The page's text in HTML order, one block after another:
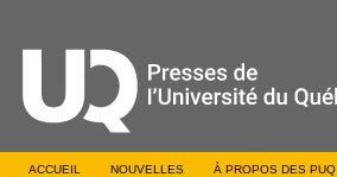
ACCUEIL NOUVELLES À PROPOS DES PUQ